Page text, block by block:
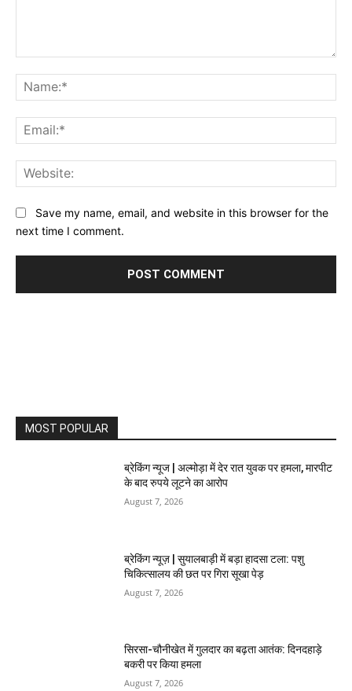
Save my name, email, and website in this browser for the
next time I comment.
MOST POPULAR
ब्रेकिंग न्यूज | अल्मोड़ा में देर रात युवक पर हमला, मारपीट
के बाद रुपये लूटने का आरोप
August 7, 2026
ब्रेकिंग न्यूज़ | सुयालबाड़ी में बड़ा हादसा टला: पशु
चिकित्सालय की छत पर गिरा सूखा पेड़
August 7, 2026
सिरसा-चौनीखेत में गुलदार का बढ़ता आतंक: दिनदहाड़े
बकरी पर किया हमला
August 7, 2026